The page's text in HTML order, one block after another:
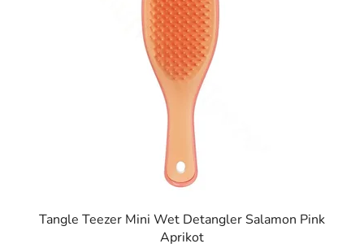
Tangle Teezer Mini Wet Detangler Salamon Pink
Aprikot